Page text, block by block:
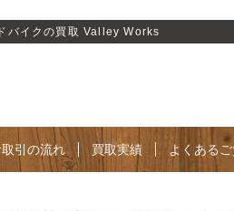
バイクの買取 Valley Works
取引の流れ 買取実績 よくある